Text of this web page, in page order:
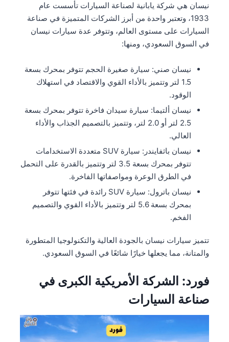
نيسان هي شركة يابانية لصناعة السيارات تأسست عام
1933، وتعتبر واحدة من أبرز الشركات المتميزة في صناعة
السيارات على مستوى العالم، وتتوفر عدة سيارات نيسان
في السوق السعودي، ومنها:
نيسان صني: سيارة صغيرة الحجم تتوفر بمحرك بسعة
1.5 لتر وتتميز بالأداء القوي والاقتصاد في استهلاك
الوقود.
نيسان ألتيما: سيارة سيدان فاخرة تتوفر بمحرك بسعة
2.5 لتر أو 2.0 لتر، وتتميز بالتصميم الجذاب والأداء
العالي.
نيسان باثفايندر: سيارة SUV متعددة الاستخدامات
تتوفر بمحرك بسعة 3.5 لتر وتتميز بالقدرة على التحمل
في الطرق الوعرة ومواصفاتها الفاخرة.
نيسان باترول: سيارة SUV رائدة في فئتها تتوفر
بمحرك بسعة 5.6 لتر وتتميز بالأداء القوي والتصميم
الفخم.
تتميز سيارات نيسان بالجودة العالية والتكنولوجيا المتطورة
والمتانة، مما يجعلها خيارًا شائعًا في السوق السعودي.
فورد: الشركة الأمريكية الكبرى في
صناعة السيارات